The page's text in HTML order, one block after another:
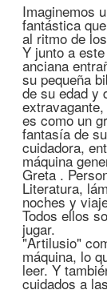
Imaginemos
fantástica
al ritmo de
Y junto a
anciana
su pequeña
de su edad y
es como un
fantasía de
cuidadora,
máquina
Greta .
Literatura,
noches y
Todos ellos
jugar.
"Artilusio"
máquina, lo
leer. Y
cuidados a